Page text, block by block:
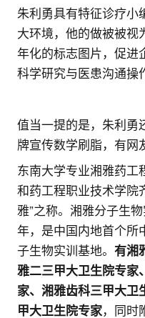
朱利勇具有特征诊疗小
大环境，他的做被被视
年化的标志图片，促进
科学研究与医患沟通操
值当一提的是，朱利勇
牌宣传数学刷脂，有网
东南大学专业湘雅药工
和药工程职业技术学院
雅”之称。 湘雅分子生
年，是中国内地首个所
子生物实训基地。有湘
雅二三甲大卫生院专家
家、湘雅齿科三甲大卫
甲大卫生院专家，同时